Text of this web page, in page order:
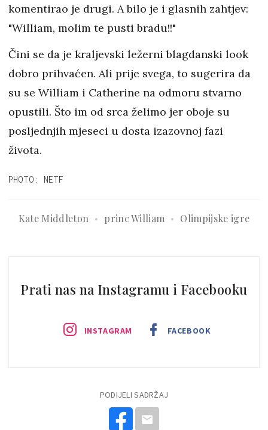
komentirao je drugi. A bilo je i glasnih zahtjev:
"William, molim te pusti bradu!!"
Čini se da je kraljevski ležerni blagdanski look
dobro prihvaćen. Ali prije svega, to sugerira da
su se William i Catherine na odmoru stvarno
opustili. Što im od srca želimo jer oboje su
posljednjih mjeseci u dosta izazovnoj fazi
života.
PHOTO: NETF
Kate Middleton princ William Olimpijske igre
Prati nas na Instagramu i Facebooku
INSTAGRAM FACEBOOK
PODIJELI SADRŽAJ